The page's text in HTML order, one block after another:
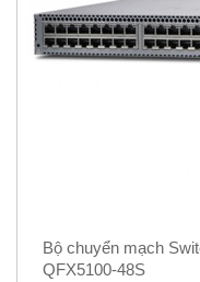
Bộ chuyển mạch
QFX5100-48S